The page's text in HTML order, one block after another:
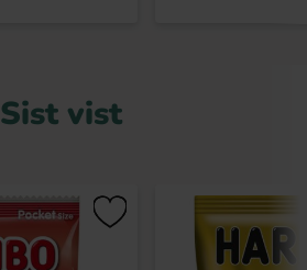
Sist vist